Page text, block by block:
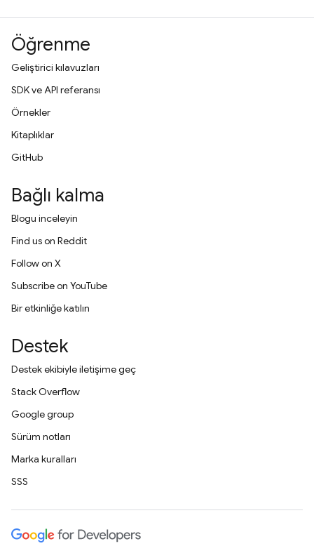
Öğrenme
Geliştirici kılavuzları
SDK ve API referansı
Örnekler
Kitaplıklar
GitHub
Bağlı kalma
Blogu inceleyin
Find us on Reddit
Follow on X
Subscribe on YouTube
Bir etkinliğe katılın
Destek
Destek ekibiyle iletişime geç
Stack Overflow
Google group
Sürüm notları
Marka kuralları
SSS